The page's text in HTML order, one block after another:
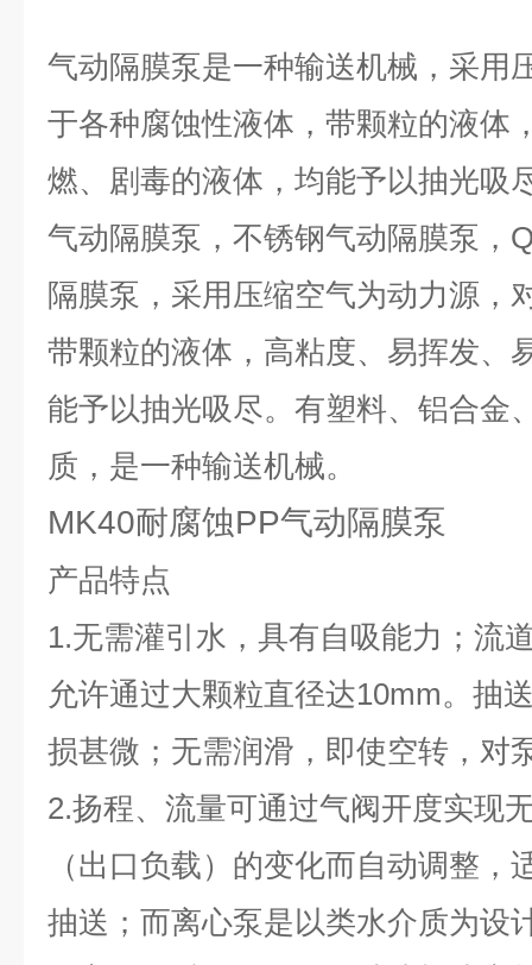
气动隔膜泵是一种输送机械，采用
于各种腐蚀性液体，带颗粒的液体
燃、剧毒的液体，均能予以抽光吸
气动隔膜泵，不锈钢气动隔膜泵，
隔膜泵，采用压缩空气为动力源，
带颗粒的液体，高粘度、易挥发、
能予以抽光吸尽。有塑料、铝合金
质，是一种输送机械。
MK40耐腐蚀PP气动隔膜泵
产品特点
1.无需灌引水，具有自吸能力；流
允许通过大颗粒直径达10mm。抽
损甚微；无需润滑，即使空转，对
2.扬程、流量可通过气阀开度实现
（出口负载）的变化而自动调整，
抽送；而离心泵是以类水介质为设